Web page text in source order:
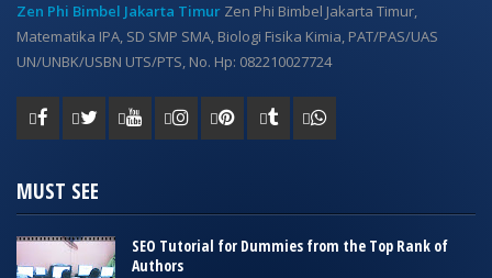
Zen Phi Bimbel Jakarta Timur Zen Phi Bimbel Jakarta Timur,
Matematika IPA, SD SMP SMA, Biologi Fisika Kimia, PAT/PAS/UAS
UN/UNBK/USBN UTS/PTS, No. Hp: 082210027724
MUST SEE
SEO Tutorial for Dummies from the Top Rank of
Authors